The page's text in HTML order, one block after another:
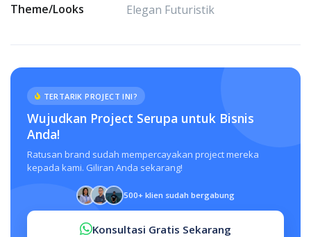
Theme/Looks
Elegan Futuristik
TERTARIK PROJECT INI?
Wujudkan Project Serupa untuk Bisnis
Anda!
Ratusan brand sudah mempercayakan project mereka
kepada kami. Giliran Anda sekarang!
500+ klien sudah bergabung
Konsultasi Gratis Sekarang